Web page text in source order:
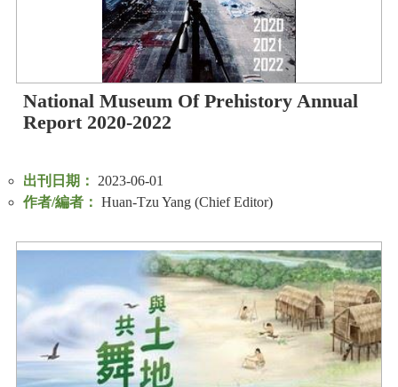
National Museum Of Prehistory Annual
Report 2020-2022
出刊日期：
2023-06-01
作者/編者： Huan-Tzu Yang (Chief Editor)